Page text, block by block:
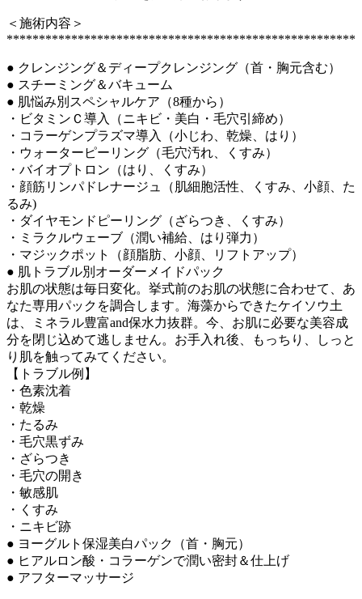
＜施術内容＞
******************************************************
● クレンジング＆ディープクレンジング（首・胸元含む）
● スチーミング＆バキューム
● 肌悩み別スペシャルケア（8種から）
・ビタミンＣ導入（ニキビ・美白・毛穴引締め）
・コラーゲンプラズマ導入（小じわ、乾燥、はり）
・ウォーターピーリング（毛穴汚れ、くすみ）
・バイオプトロン（はり、くすみ）
・顔筋リンパドレナージュ（肌細胞活性、くすみ、小顔、た
るみ)
・ダイヤモンドピーリング（ざらつき、くすみ）
・ミラクルウェーブ（潤い補給、はり弾力）
・マジックポット（顔脂肪、小顔、リフトアップ）
● 肌トラブル別オーダーメイドパック
お肌の状態は毎日変化。挙式前のお肌の状態に合わせて、あ
なた専用パックを調合します。海藻からできたケイソウ土
は、ミネラル豊富and保水力抜群。今、お肌に必要な美容成
分を閉じ込めて逃しません。お手入れ後、もっちり、しっと
り肌を触ってみてください。
【トラブル例】
・色素沈着
・乾燥
・たるみ
・毛穴黒ずみ
・ざらつき
・毛穴の開き
・敏感肌
・くすみ
・ニキビ跡
● ヨーグルト保湿美白パック（首・胸元）
● ヒアルロン酸・コラーゲンで潤い密封＆仕上げ
● アフターマッサージ